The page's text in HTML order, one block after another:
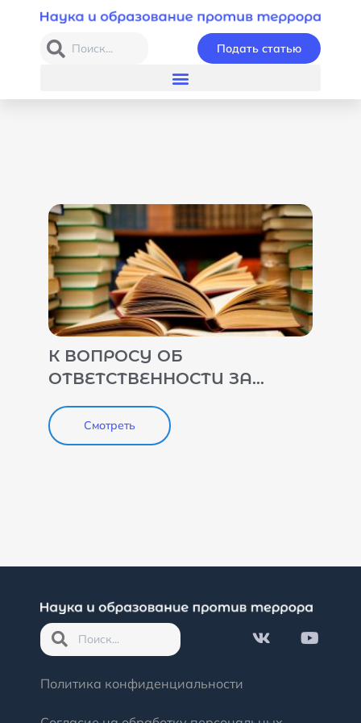
Подать статью
К ВОПРОСУ ОБ
ОТВЕТСТВЕННОСТИ ЗА
ПРОПАГАНДУ И
ОПРАВДАНИЕ ТЕРРОРИЗМА:
СОСТОЯНИЕ, ЗАРУБЕЖНЫЙ
Смотреть
Политика конфиденциальности